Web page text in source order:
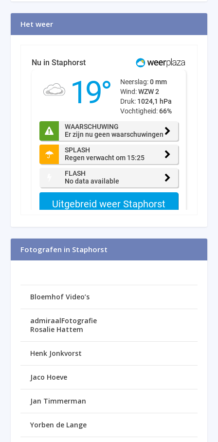
Het weer
Fotografen in Staphorst
Bloemhof Video’s
admiraalFotografie
Rosalie Hattem
Henk Jonkvorst
Jaco Hoeve
Jan Timmerman
Yorben de Lange